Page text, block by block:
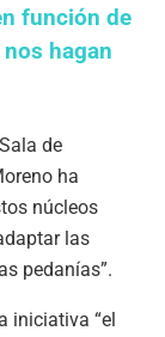
función de
hagan
de
ha
núcleos
las
pedanías”.
iniciativa “el